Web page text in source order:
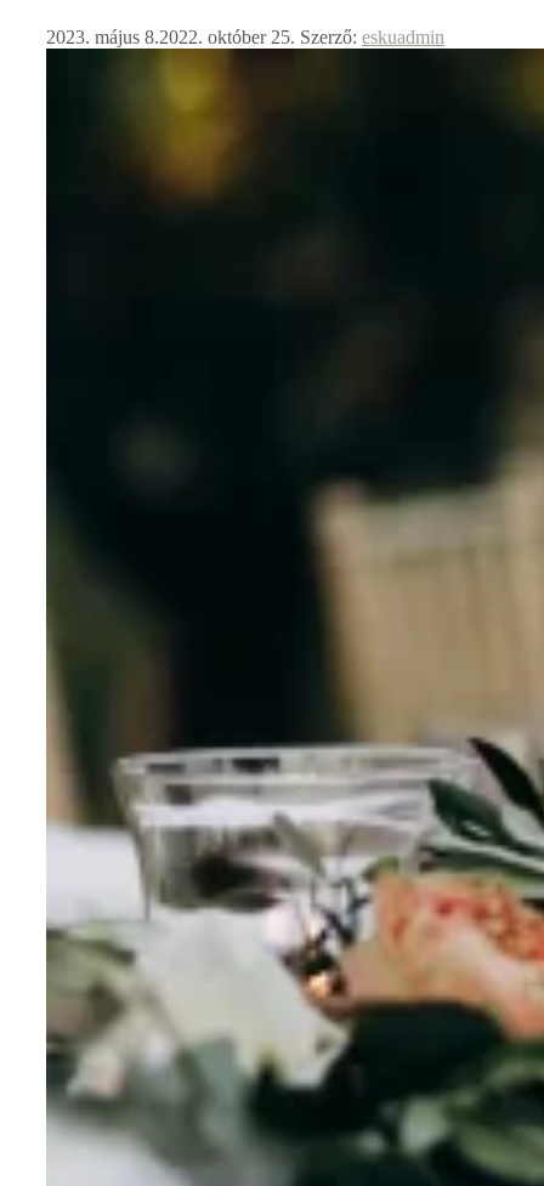
2023. május 8.2022. október 25. Szerző: eskuadmin